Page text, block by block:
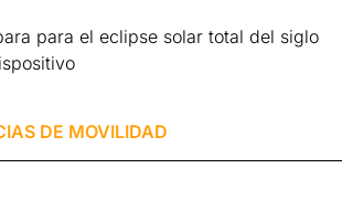
para el eclipse solar total del siglo
DE MOVILIDAD